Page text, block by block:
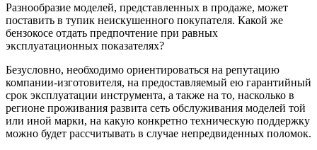
Разнообразие моделей, представленных в продаже, может
поставить в тупик неискушенного покупателя. Какой же
бензокосе отдать предпочтение при равных
эксплуатационных показателях?
Безусловно, необходимо ориентироваться на репутацию
компании-изготовителя, на предоставляемый ею гарантийный
срок эксплуатации инструмента, а также на то, насколько в
регионе проживания развита сеть обслуживания моделей той
или иной марки, на какую конкретно техническую поддержку
можно будет рассчитывать в случае непредвиденных поломок.